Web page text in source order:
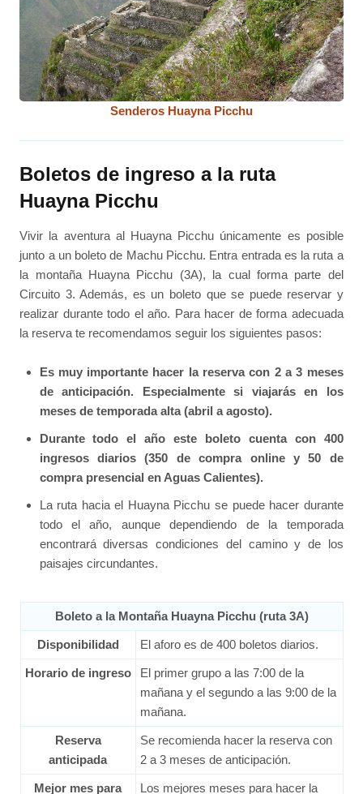
Senderos Huayna Picchu
Boletos de ingreso a la ruta
Huayna Picchu
Vivir la aventura al Huayna Picchu únicamente es posible
junto a un boleto de Machu Picchu. Entra entrada es la ruta a
la montaña Huayna Picchu (3A), la cual forma parte del
Circuito 3. Además, es un boleto que se puede reservar y
realizar durante todo el año. Para hacer de forma adecuada
la reserva te recomendamos seguir los siguientes pasos:
Es muy importante hacer la reserva con 2 a 3 meses
de anticipación. Especialmente si viajarás en los
meses de temporada alta (abril a agosto).
Durante todo el año este boleto cuenta con 400
ingresos diarios (350 de compra online y 50 de
compra presencial en Aguas Calientes).
La ruta hacia el Huayna Picchu se puede hacer durante
todo el año, aunque dependiendo de la temporada
encontrará diversas condiciones del camino y de los
paisajes circundantes.
Boleto a la Montaña Huayna Picchu (ruta 3A)
Disponibilidad El aforo es de 400 boletos diarios.
Horario de ingreso
El primer grupo a las 7:00 de la
mañana y el segundo a las 9:00 de la
mañana.
Reserva
anticipada
Se recomienda hacer la reserva con
2 a 3 meses de anticipación.
Mejor mes para Los mejores meses para hacer la